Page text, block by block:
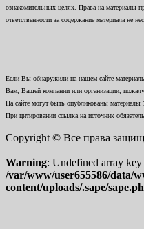
ознакомительных целях. Права на материалы
ответственности за содержание материала не
Если Вы обнаружили на нашем сайте
Вам, Вашей компании или организации,
На сайте могут быть опубликованы материалы
При цитировании ссылка на источник
Copyright © Все права
Warning: Undefined array
/var/www/user655586/data/
content/uploads/.sape/